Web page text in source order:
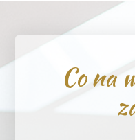
Co na